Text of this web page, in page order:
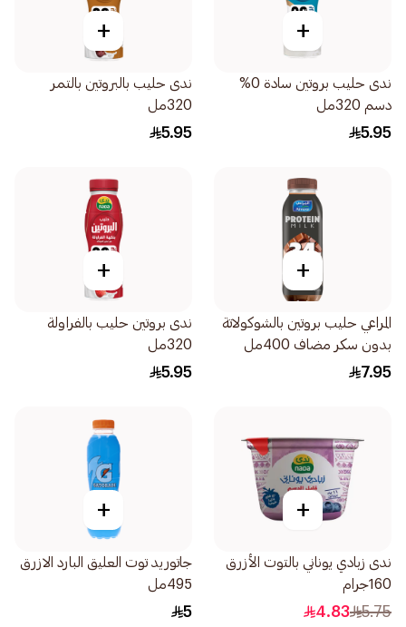
+
ندى حليب بروتين سادة 0%
دسم 320مل
5.95
+
ندى حليب بالبروتين بالتمر
320مل
5.95
+
المراعي حليب بروتين بالشوكولاتة
بدون سكر مضاف 400مل
7.95
+
ندى بروتين حليب بالفراولة
320مل
5.95
+
ندى زبادي يوناني بالتوت الأزرق
160جرام
5.75
4.83
+
جاتوريد توت العليق البارد الازرق
495مل
5